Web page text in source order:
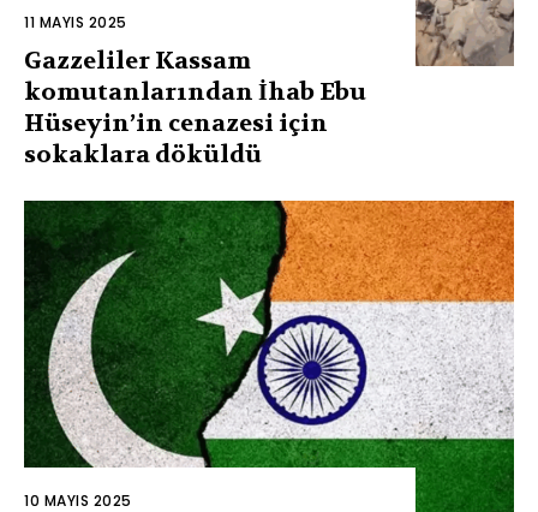
11 MAYIS 2025
Gazzeliler Kassam
komutanlarından İhab Ebu
Hüseyin’in cenazesi için
sokaklara döküldü
10 MAYIS 2025